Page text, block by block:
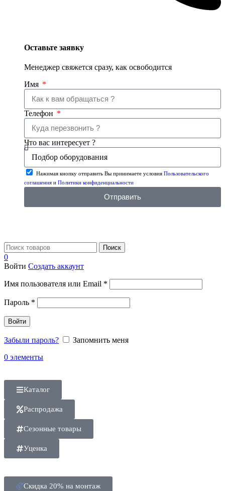
Оставьте заявку
Менеджер свяжется сразу, как освободится
Имя
Телефон
Что вас интересует ?
Нажимая кнопку отправить Вы принимаете условия Пользовательского
соглашения и Политики конфиденциальности
Отправить
Поиск
0
Войти Создать аккаунт
Имя пользователя или Email *
Пароль *
Войти
Забыли пароль?
Запомнить меня
0 элементы
Каталог
Распродажа
Сезонные товары
Уценка
Скидка 20% на монтаж